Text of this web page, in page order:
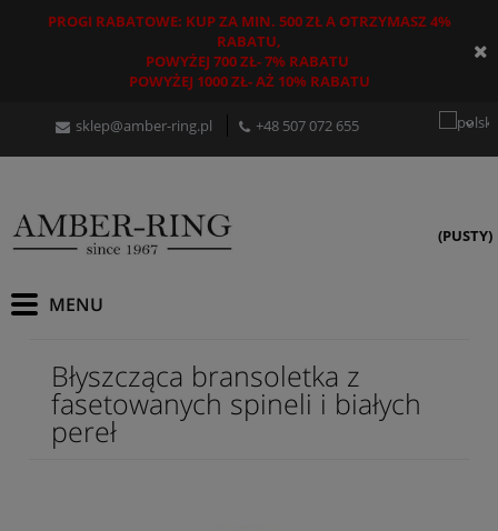
PROGI RABATOWE: KUP ZA MIN. 500 ZŁ A OTRZYMASZ 4%
RABATU,
POWYŻEJ 700 ZŁ- 7% RABATU
POWYŻEJ 1000 ZŁ- AŻ 10% RABATU
sklep@amber-ring.pl +48507 072 655
(PUSTY)
Błyszcząca bransoletka z
fasetowanych spineli i białych
pereł